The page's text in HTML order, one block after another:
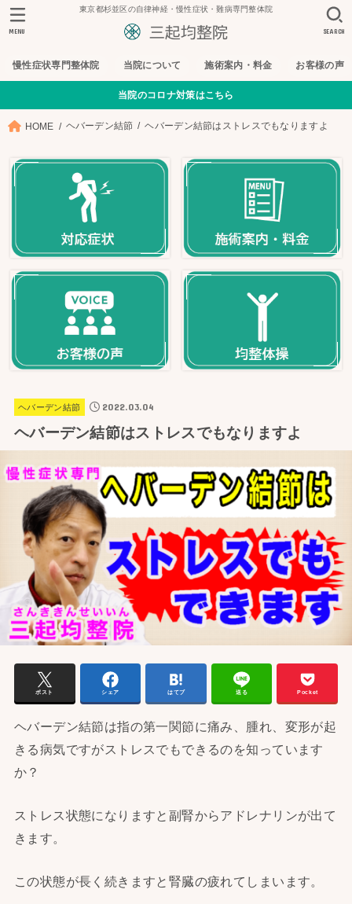
東京都杉並区の自律神経・慢性症状・難病専門整体院
慢性症状専門整体院 当院について 施術案内・料金 お客様の声
SEARCH
MENU
当院のコロナ対策はこちら
HOME ヘバーデン結節 ヘバーデン結節はストレスでもなりますよ
ヘバーデン結節 2022.03.04
ヘバーデン結節はストレスでもなりますよ
ポスト シェア はてブ 送る Pocket
ヘバーデン結節は指の第一関節に痛み、腫れ、変形が起
きる病気ですがストレスでもできるのを知っています
か？
ストレス状態になりますと副腎からアドレナリンが出て
きます。
この状態が長く続きますと腎臓の疲れてしまいます。